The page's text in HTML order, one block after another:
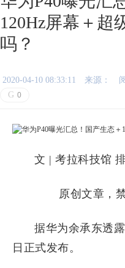
120Hz屏幕＋超
吗？
2020-04-10 08:33:11 来源：
G 0
文 | 考拉科技馆
原创文章，
据华为余承东透
日正式发布。